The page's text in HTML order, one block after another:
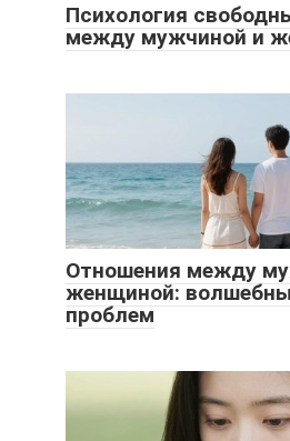
Психология
между мужчиной и
Отношения между
женщиной:
проблем